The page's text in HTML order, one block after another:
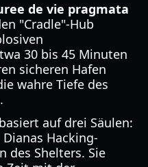
de vie pragmata
"Cradle"-Hub
30 bis 45 Minuten
sicheren Hafen
wahre Tiefe des
auf drei Säulen:
Hacking-
des Shelters. Sie